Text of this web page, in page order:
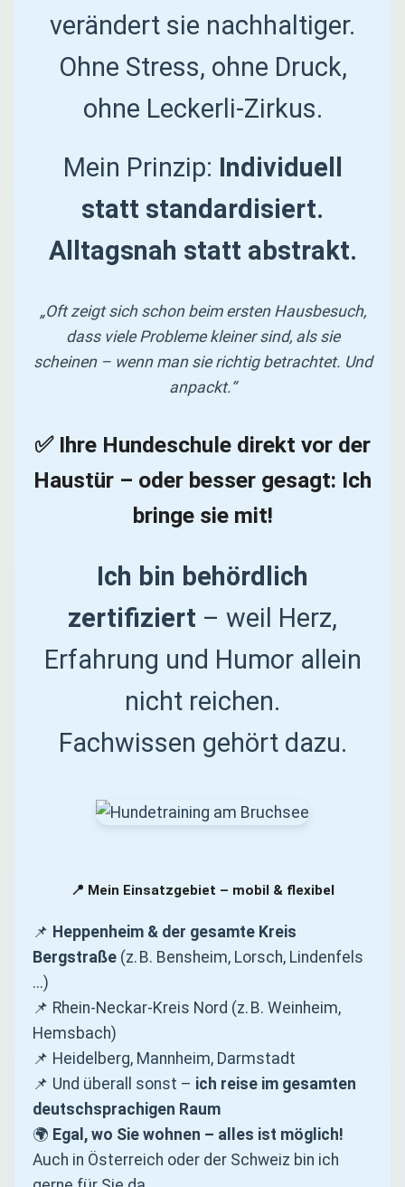
verändert sie nachhaltiger.
Ohne Stress, ohne Druck,
ohne Leckerli-Zirkus.
Mein Prinzip: Individuell
statt standardisiert.
Alltagsnah statt abstrakt.
„Oft zeigt sich schon beim ersten Hausbesuch,
dass viele Probleme kleiner sind, als sie
scheinen – wenn man sie richtig betrachtet. Und
anpackt.“
✅ Ihre Hundeschule direkt vor der
Haustür – oder besser gesagt: Ich
bringe sie mit!
Ich bin behördlich
zertifiziert – weil Herz,
Erfahrung und Humor allein
nicht reichen.
Fachwissen gehört dazu.
📍 Mein Einsatzgebiet – mobil & flexibel
📌 Heppenheim & der gesamte Kreis
Bergstraße (z. B. Bensheim, Lorsch, Lindenfels
...)
📌 Rhein-Neckar-Kreis Nord (z. B. Weinheim,
Hemsbach)
📌 Heidelberg, Mannheim, Darmstadt
📌 Und überall sonst – ich reise im gesamten
deutschsprachigen Raum
🌍 Egal, wo Sie wohnen – alles ist möglich!
Auch in Österreich oder der Schweiz bin ich